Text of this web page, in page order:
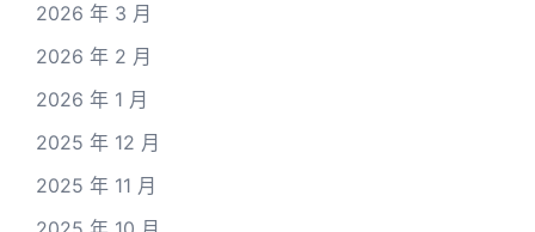
2026 年 3 月
2026 年 2 月
2026 年 1 月
2025 年 12 月
2025 年 11 月